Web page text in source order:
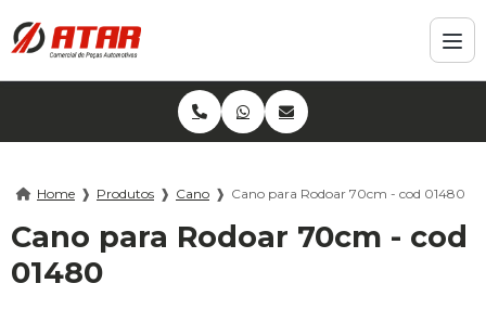
Home ❱ Produtos ❱ Cano ❱ Cano para Rodoar 70cm - cod 01480
Cano para Rodoar 70cm - cod
01480